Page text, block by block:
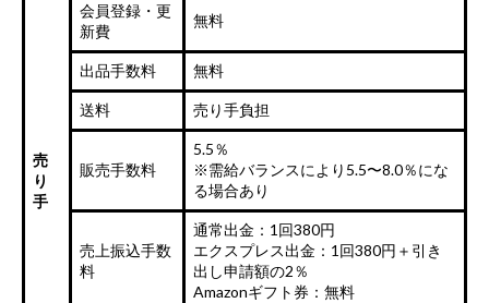
売
り
手
会員登録・更
新費
無料
出品手数料 無料
送料 売り手負担
販売手数料
5.5％
※需給バランスにより5.5〜8.0％にな
る場合あり
売上振込手数
料
通常出金：1回380円
エクスプレス出金：1回380円＋引き
出し申請額の2％
Amazonギフト券：無料